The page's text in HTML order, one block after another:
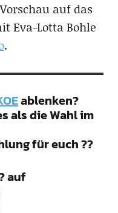
auf das
Eva-Lotta Bohle
.
ablenken?
als die Wahl im
für euch ??
auf